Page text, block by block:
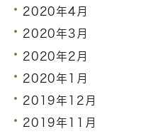
2020年4月
2020年3月
2020年2月
2020年1月
2019年12月
2019年11月